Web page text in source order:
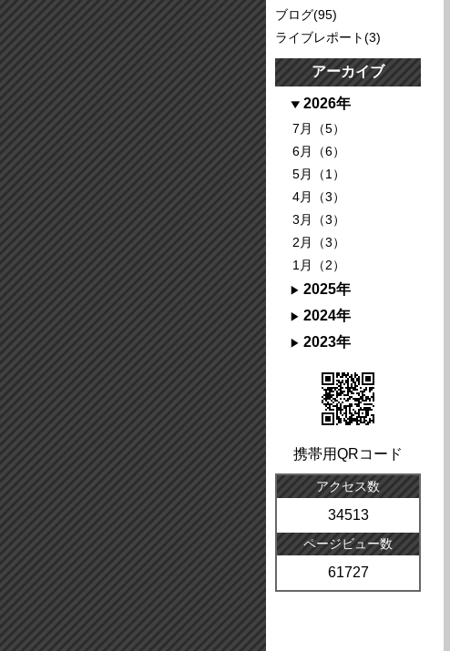
ブログ(95)
ライブレポート(3)
アーカイブ
2026年
7月（5）
6月（6）
5月（1）
4月（3）
3月（3）
2月（3）
1月（2）
2025年
2024年
2023年
携帯用QRコード
アクセス数
34513
ページビュー数
61727